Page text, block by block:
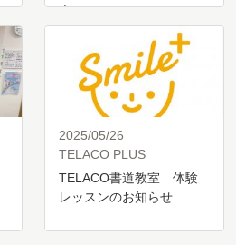
大…
2025/05/26
TELACO PLUS
TELACO書道教室 体験
レッスンのお知らせ